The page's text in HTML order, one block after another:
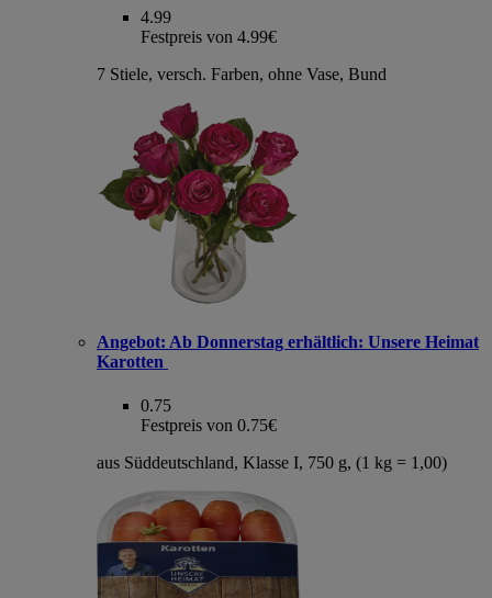
4.99
Festpreis von 4.99€
7 Stiele, versch. Farben, ohne Vase, Bund
Angebot: Ab Donnerstag erhältlich: Unsere Heimat
Karotten
0.75
Festpreis von 0.75€
aus Süddeutschland, Klasse I, 750 g, (1 kg = 1,00)